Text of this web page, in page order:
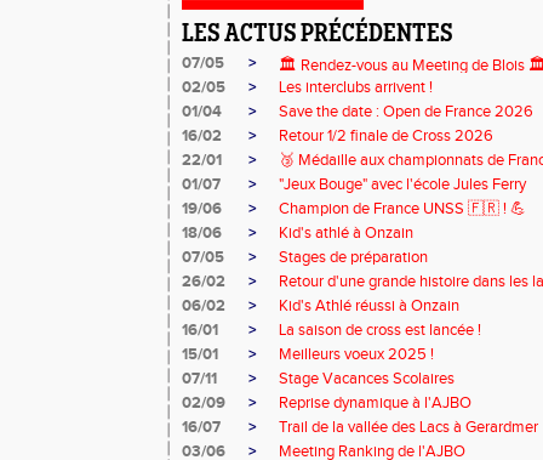
LES ACTUS PRÉCÉDENTES
07/05 >
🏛️ Rendez-vous au Meeting de Blois
02/05
>
Les interclubs arrivent !
01/04
>
Save the date : Open de France 2026
16/02
>
Retour 1/2 finale de Cross 2026
22/01
>
🥉 Médaille aux championnats de
01/07
>
"Jeux Bouge" avec l'école Jules Ferry
19/06
>
Champion de France UNSS 🇫🇷 ! 💪
18/06
>
Kid's athlé à Onzain
07/05
>
Stages de préparation
26/02
>
Retour d'une grande histoire dans les
06/02
>
Kid's Athlé réussi à Onzain
16/01
>
La saison de cross est lancée !
15/01
>
Meilleurs voeux 2025 !
07/11
>
Stage Vacances Scolaires
02/09
>
Reprise dynamique à l'AJBO
16/07
>
Trail de la vallée des Lacs à Gerardmer
03/06
> Meeting Ranking de l'AJBO